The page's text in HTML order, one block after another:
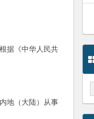
据《中华人民共
地（大陆）从事